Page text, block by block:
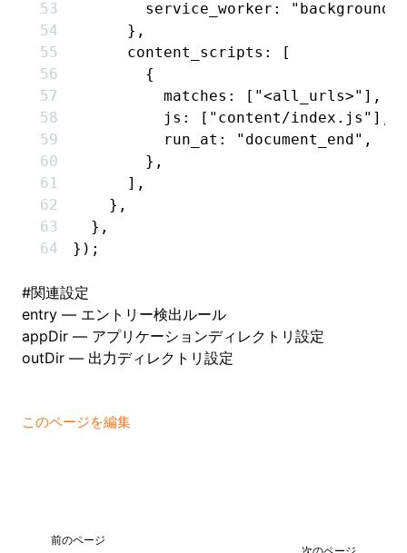
        service_worker
:
      }
,
      content_scripts
:
[
        {
          matches
: [ "<all_urls>" ] ,
          js
: [ "content/index.js" ]
          run_at
: "document_end" ,
        }
,
      ]
,
    }
,
  }
,
});
#関連設定
entry — エントリー検出ルール
appDir — アプリケーションディレクトリ設定
outDir — 出力ディレクトリ設定
このページを編集
前のページ
次のページ